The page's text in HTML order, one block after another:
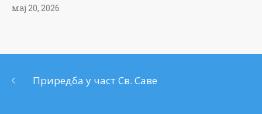
мај 20, 2026
Приредба у част Св. Саве